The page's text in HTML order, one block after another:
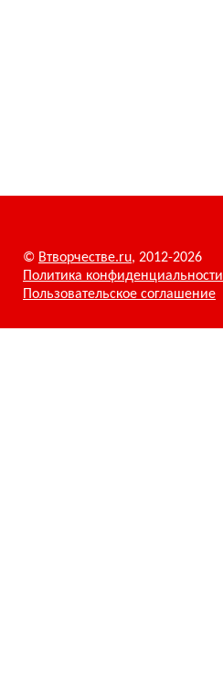
© Втворчестве.ru, 2012-2026
Политика конфиденциальности
Пользовательское соглашение